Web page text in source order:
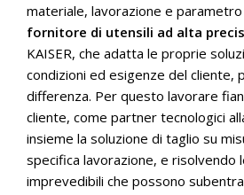
materiale, lavorazione e parametro
fornitore di utensili ad alta
KAISER, che adatta le proprie
condizioni ed esigenze del cliente,
differenza. Per questo lavorare
cliente, come partner tecnologici
insieme la soluzione di taglio su
specifica lavorazione, e risolvendo
imprevedibili che possono